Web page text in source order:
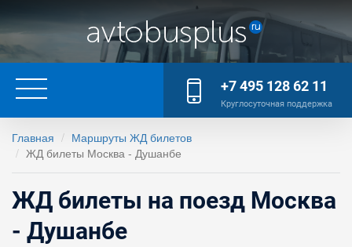
+7 495 128 62 11
Круглосуточная поддержка
Главная
Маршруты ЖД билетов
ЖД билеты Москва - Душанбе
ЖД билеты на поезд Москва
- Душанбе